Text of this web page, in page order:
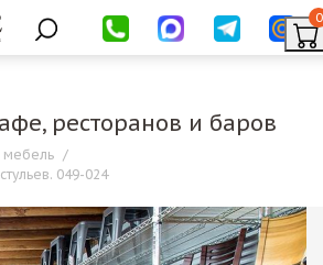
0
ресторанов и баров
мебель /
049-024